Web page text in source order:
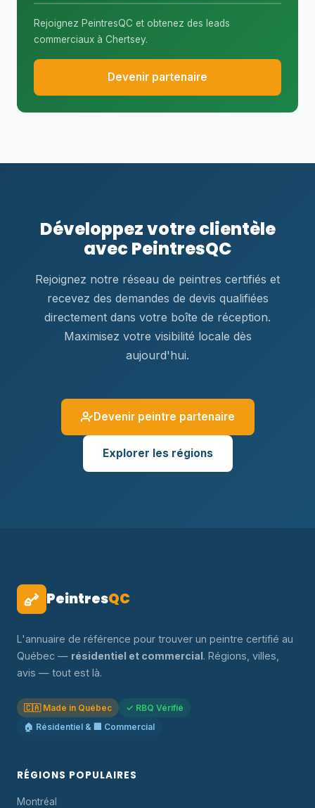
Rejoignez PeintresQC et obtenez des leads
commerciaux à Chertsey.
Devenir partenaire
Développez votre clientèle
avec PeintresQC
Rejoignez notre réseau de peintres certifiés et
recevez des demandes de devis qualifiées
directement dans votre boîte de réception.
Maximisez votre visibilité locale dès
aujourd'hui.
Devenir peintre partenaire
Explorer les régions
PeintresQC
L'annuaire de référence pour trouver un peintre certifié au
Québec — résidentiel et commercial. Régions, villes,
avis — tout est là.
🇨🇦 Made in Québec
✓ RBQ Vérifié
🏠 Résidentiel & 🏢 Commercial
RÉGIONS POPULAIRES
Montréal